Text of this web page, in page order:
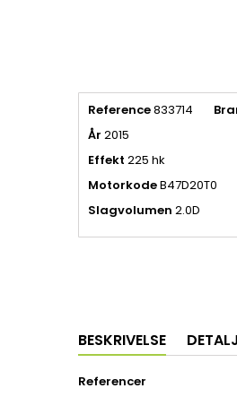
Reference833714
År 2015
Effekt 225 hk
MotorkodeB47D20T0
Slagvolumen 2.0D
BESKRIVELSE
Referencer